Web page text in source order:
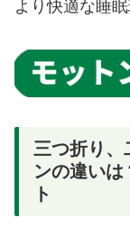
より快適な睡
三つ折り、
ンの違い
ト